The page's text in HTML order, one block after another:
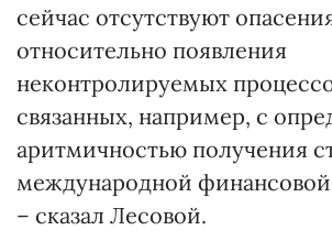
сейчас отсутствуют
относительно появления
неконтролируемых
связанных, например, с
аритмичностью получения
международной
– сказал Лесовой.